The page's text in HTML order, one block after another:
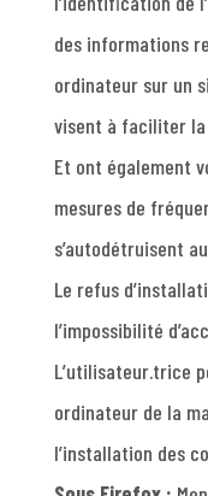
des informations
ordinateur sur un
visent à faciliter
Et ont également
mesures de
s’autodétruisent
Le refus
l’impossibilité
L’utilisateur.trice
ordinateur de la
l’installation des